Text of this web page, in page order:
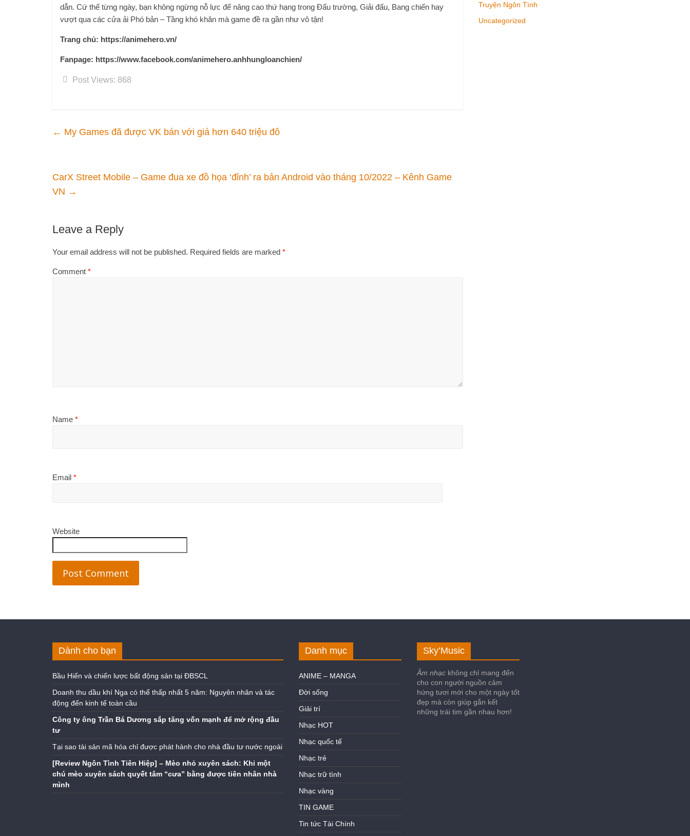
dẫn. Cứ thế từng ngày, bạn không ngừng nỗ lực để nâng cao thứ hạng trong Đấu trường, Giải đấu, Bang chiến hay
vượt qua các cửa ải Phó bản – Tầng khó khăn mà game đề ra gần như vô tận!
Trang chủ: https://animehero.vn/
Fanpage: https://www.facebook.com/animehero.anhhungloanchien/
Post Views: 868
← My Games đã được VK bán với giá hơn 640 triệu đô
CarX Street Mobile – Game đua xe đồ họa ‘đỉnh’ ra bản Android vào tháng 10/2022 – Kênh Game
VN →
Leave a Reply
Your email address will not be published. Required fields are marked *
Comment *
Name *
Email *
Website
Truyện Ngôn Tình
Uncategorized
Dành cho bạn
Bầu Hiển và chiến lược bất động sản tại ĐBSCL
Doanh thu dầu khí Nga có thể thấp nhất 5 năm: Nguyên nhân và tác
động đến kinh tế toàn cầu
Công ty ông Trần Bá Dương sắp tăng vốn mạnh để mở rộng đầu
tư
Tại sao tài sản mã hóa chỉ được phát hành cho nhà đầu tư nước ngoài
[Review Ngôn Tình Tiên Hiệp] – Mèo nhỏ xuyên sách: Khi một
chú mèo xuyên sách quyết tâm “cưa” bằng được tiên nhân nhà
mình
Danh mục
ANIME – MANGA
Đời sống
Giải trí
Nhạc HOT
Nhạc quốc tế
Nhạc trẻ
Nhạc trữ tình
Nhạc vàng
TIN GAME
Tin tức Tài Chính
Sky’Music
Âm nhạckhông chỉ mang đến
cho con người nguồn cảm
hứng tươi mới cho một ngày tốt
đẹp mà còn giúp gắn kết
những trái tim gần nhau hơn!